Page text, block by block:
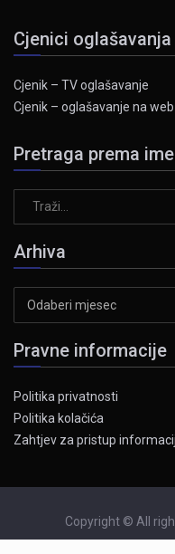
Cjenici oglašavanja
Cjenik – TV oglašavanje
Cjenik – oglašavanje na
Pretraga prema
Arhiva
Pravne informacije
Politika privatnosti
Politika kolačića
Zahtjev za pristup
Copyright © All